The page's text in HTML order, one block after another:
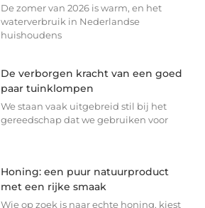
De zomer van 2026 is warm, en het
waterverbruik in Nederlandse
huishoudens
De verborgen kracht van een goed
paar tuinklompen
We staan vaak uitgebreid stil bij het
gereedschap dat we gebruiken voor
Honing: een puur natuurproduct
met een rijke smaak
Wie op zoek is naar echte honing, kiest